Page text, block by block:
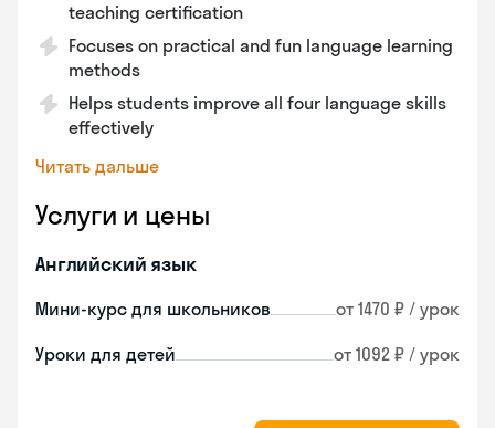
teaching certification
Focuses on practical and fun language learning
methods
Helps students improve all four language skills
effectively
Читать дальше
Услуги и цены
Английский язык
Мини-курс для школьников от 1470 ₽ / урок
Уроки для детей от 1092 ₽ / урок